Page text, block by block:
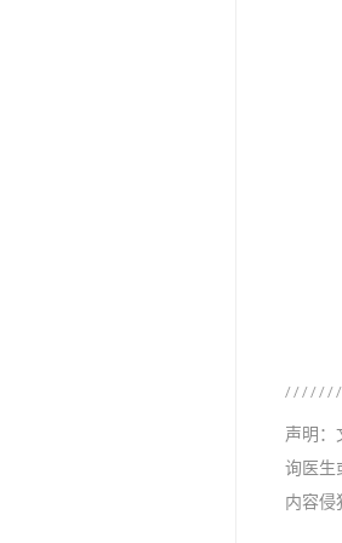
声明：
询医生
内容侵